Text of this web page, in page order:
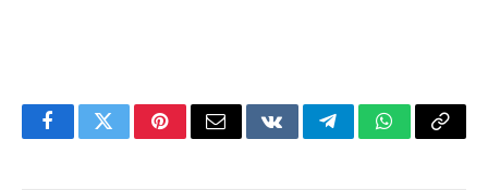
FacebookTwitterPinterestEmail VKontakteTelegramWhatsApp
Copy